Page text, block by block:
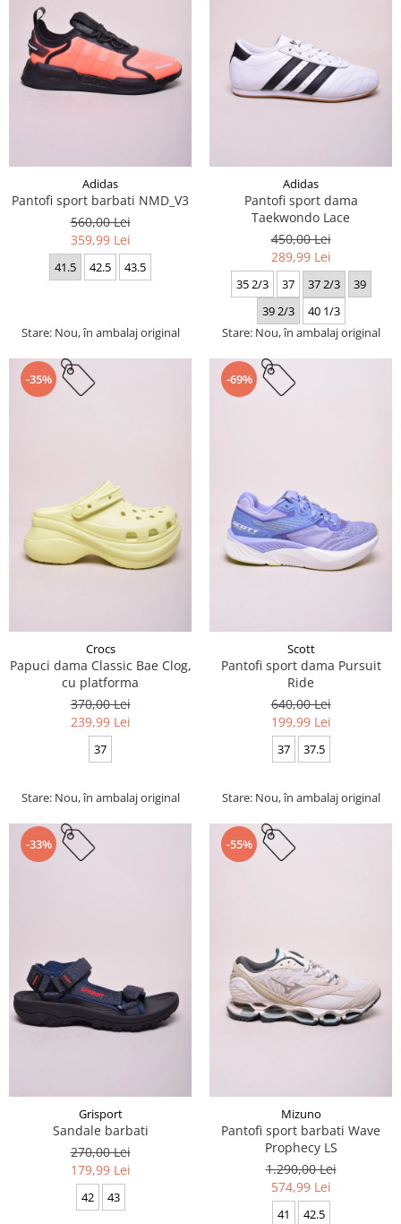
Adidas
Pantofi sport barbati NMD_V3
560,00 Lei
359,99 Lei
41.5 42.5 43.5
Stare: Nou, în ambalaj original
Adidas
Pantofi sport dama
Taekwondo Lace
450,00 Lei
289,99 Lei
35 2/3 37 37 2/3
39
39 2/3
40 1/3
Stare: Nou, în ambalaj original
-35%
Crocs
Papuci dama Classic Bae Clog,
cu platforma
370,00 Lei
239,99 Lei
37
Stare: Nou, în ambalaj original
-69%
Scott
Pantofi sport dama Pursuit
Ride
640,00 Lei
199,99 Lei
37 37.5
Stare: Nou, în ambalaj original
-33%
Grisport
Sandale barbati
270,00 Lei
179,99 Lei
42 43
-55%
Mizuno
Pantofi sport barbati Wave
Prophecy LS
1.290,00 Lei
574,99 Lei
41 42.5